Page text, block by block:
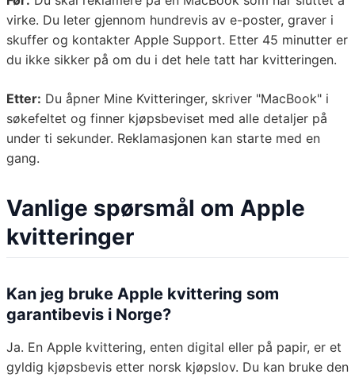
virke. Du leter gjennom hundrevis av e-poster, graver i
skuffer og kontakter Apple Support. Etter 45 minutter er
du ikke sikker på om du i det hele tatt har kvitteringen.
Etter: Du åpner Mine Kvitteringer, skriver "MacBook" i
søkefeltet og finner kjøpsbeviset med alle detaljer på
under ti sekunder. Reklamasjonen kan starte med en
gang.
Vanlige spørsmål om Apple
kvitteringer
Kan jeg bruke Apple kvittering som
garantibevis i Norge?
Ja. En Apple kvittering, enten digital eller på papir, er et
gyldig kjøpsbevis etter norsk kjøpslov. Du kan bruke den